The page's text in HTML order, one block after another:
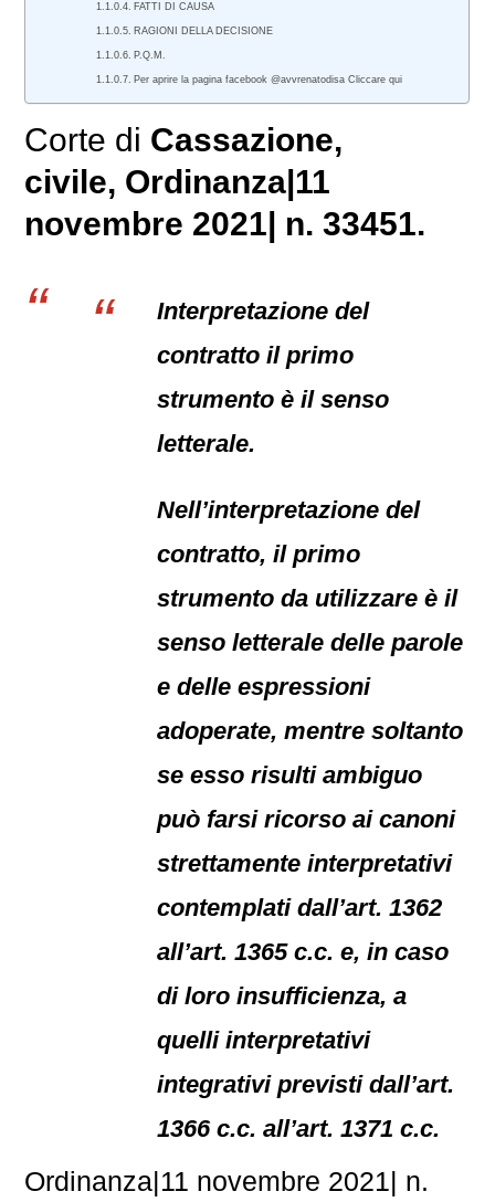
FATTI DI CAUSA
RAGIONI DELLA DECISIONE
P.Q.M.
Per aprire la pagina facebook @avvrenatodisa Cliccare qui
Corte di Cassazione,
civile, Ordinanza|11
novembre 2021| n. 33451.
Interpretazione del
contratto il primo
strumento è il senso
letterale.
Nell’interpretazione del
contratto, il primo
strumento da utilizzare è il
senso letterale delle parole
e delle espressioni
adoperate, mentre soltanto
se esso risulti ambiguo
può farsi ricorso ai canoni
strettamente interpretativi
contemplati dall’art. 1362
all’art. 1365 c.c. e, in caso
di loro insufficienza, a
quelli interpretativi
integrativi previsti dall’art.
1366 c.c. all’art. 1371 c.c.
Ordinanza|11 novembre 2021| n.